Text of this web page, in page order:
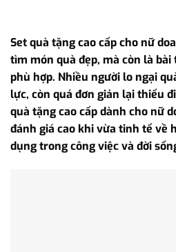
Set quà tặng cao cấp cho nữ
tìm món quà đẹp, mà còn là
phù hợp. Nhiều người lo ngại
lực, còn quá đơn giản lại thiếu
quà tặng cao cấp dành cho nữ
đánh giá cao khi vừa tinh tế về
dụng trong công việc và đời